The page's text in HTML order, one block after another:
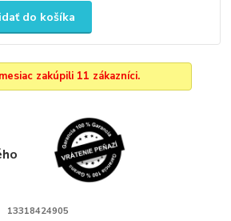
do košíka
zakúpili 11 zákazníci.
13318424905